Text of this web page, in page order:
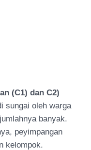
(C1) dan C2)
sungai oleh warga
banyak.
peyimpangan
kelompok.